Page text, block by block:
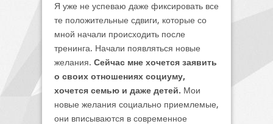
Я уже не успеваю даже фиксировать все
те положительные сдвиги, которые со
мной начали происходить после
тренинга. Начали появляться новые
желания. Сейчас мне хочется заявить
о своих отношениях социуму,
хочется семью и даже детей. Мои
новые желания социально приемлемые,
они вписываются в современное